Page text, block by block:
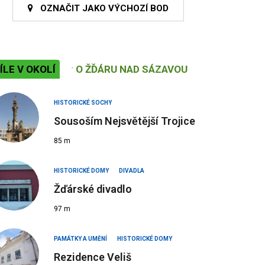
OZNAČIT JAKO VÝCHOZÍ BOD
V OKOLÍ O ŽĎÁRU NAD SÁZAVOU
HISTORICKÉ SOCHY
Sousoším Nejsvětější Trojice
85 m
HISTORICKÉ DOMY DIVADLA
Žďárské divadlo
97 m
PAMÁTKY A UMĚNÍ HISTORICKÉ DOMY
Rezidence Veliš